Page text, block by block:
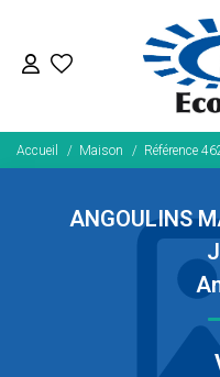
Nos
Accueil Maison Référence
ANGOULINS